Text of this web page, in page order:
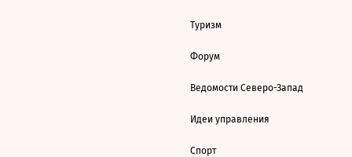
Туризм
Форум
Ведомости Северо-Запад
Идеи управления
Спорт